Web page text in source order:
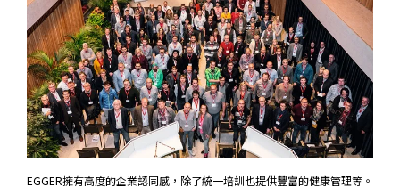
EGGER擁有高度的企業認同感，除了統一培訓也提供豐富的健康管理等。